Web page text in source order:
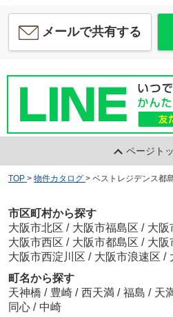
メールで共有する
ページト
TOP > 物件カタログ > ベストレジデンス都
市区町村から探す
大阪市北区 / 大阪市福島区 / 大阪
大阪市西区 / 大阪市都島区 / 大阪
大阪市西淀川区 / 大阪市浪速区 /
町名から探す
天神橋 / 豊崎 / 西天満 / 福島 / 天
同心 / 中崎